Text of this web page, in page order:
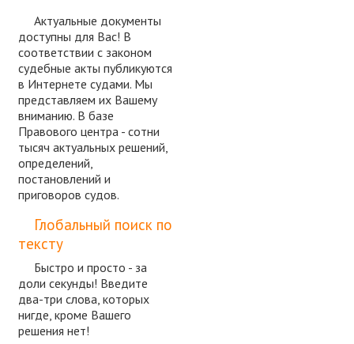
Актуальные документы
доступны для Вас! В
соответствии с законом
судебные акты публикуются
в Интернете судами. Мы
представляем их Вашему
вниманию. В базе
Правового центра - сотни
тысяч актуальных решений,
определений,
постановлений и
приговоров судов.
Глобальный поиск по
тексту
Быстро и просто - за
доли секунды! Введите
два-три слова, которых
нигде, кроме Вашего
решения нет!